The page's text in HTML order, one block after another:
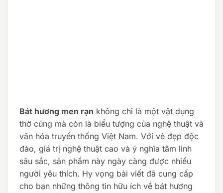
Bát hương men rạn không chỉ là một vật dụng
thờ cúng mà còn là biểu tượng của nghệ thuật và
văn hóa truyền thống Việt Nam. Với vẻ đẹp độc
đáo, giá trị nghệ thuật cao và ý nghĩa tâm linh
sâu sắc, sản phẩm này ngày càng được nhiều
người yêu thích. Hy vọng bài viết đã cung cấp
cho bạn những thông tin hữu ích về bát hương